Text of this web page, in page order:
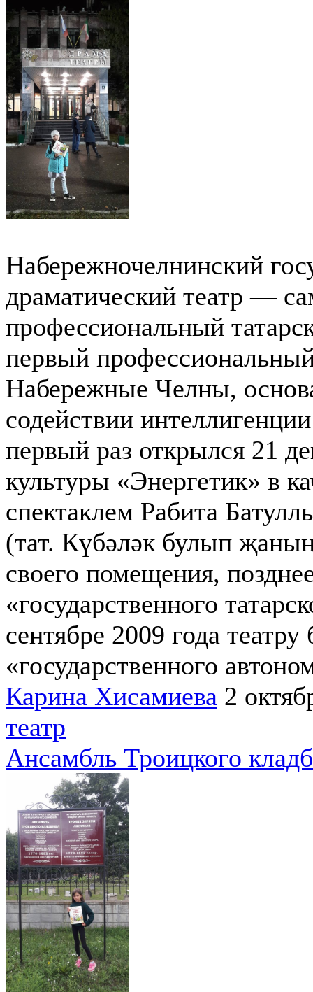
Набережночелнинский
драматический театр —
профессиональный
первый
Набережные Челны,
содействии
первый раз открылся 21
культуры «Энергетик» в
спектаклем Рабита
(тат. Күбәләк булып
своего помещения,
«государственного
сентябре 2009 года
«государственного
Карина Хисамиева 2
театр
Ансамбль Троицкого